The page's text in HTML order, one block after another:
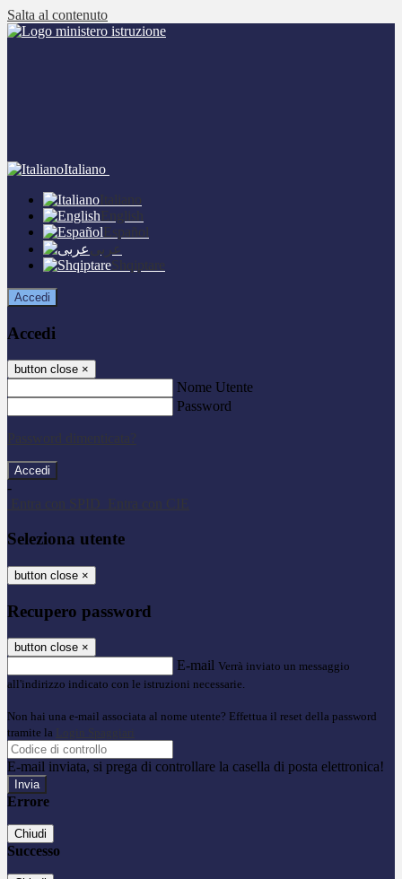
Salta al contenuto
Italiano
Italiano
English
Español
عربى
Shqiptare
Accedi
Accedi
button close ×
Nome Utente
Password
Password dimenticata?
-
Entra con SPID
Entra con CIE
Seleziona utente
button close ×
Recupero password
button close ×
E-mail Verrà inviato un messaggio
all'indirizzo indicato con le istruzioni necessarie.
Non hai una e-mail associata al nome utente? Effettua il reset della password
tramite la Login Spaggiari
E-mail inviata, si prega di controllare la casella di posta elettronica!
Errore
Chiudi
Successo